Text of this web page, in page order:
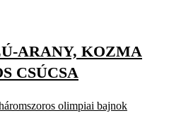
ARANY, KOZMA
CSÚCSA
olimpiai bajnok